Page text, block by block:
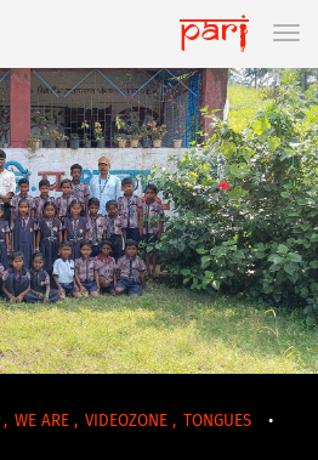
, WE ARE , VIDEOZONE , TONGUES
•